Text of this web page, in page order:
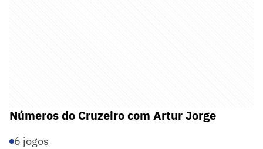
Números do Cruzeiro com Artur Jorge
6 jogos